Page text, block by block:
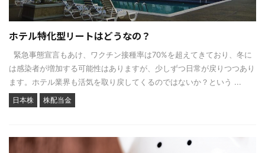
ホテル特化型リートはどうなの？
緊急事態宣言もあけ、ワクチン接種率は70%を超えてきており、冬に
は感染者が増加する可能性はありますが、少しずつ日常が戻りつつあり
ます。ホテル業界も活気を取り戻してくるのではないか？という ...
日本株 株配当金